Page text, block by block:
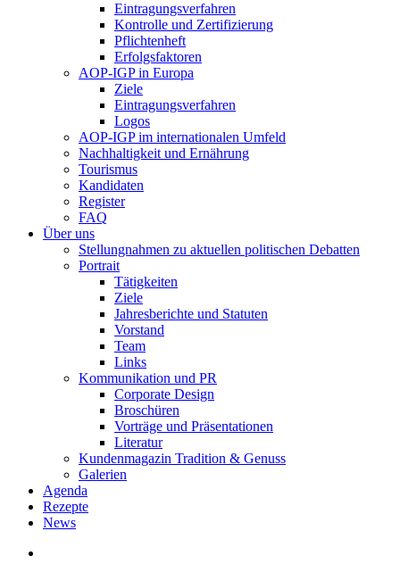
Eintragungsverfahren
Kontrolle und Zertifizierung
Pflichtenheft
Erfolgsfaktoren
AOP-IGP in Europa
Ziele
Eintragungsverfahren
Logos
AOP-IGP im internationalen Umfeld
Nachhaltigkeit und Ernährung
Tourismus
Kandidaten
Register
FAQ
Über uns
Stellungnahmen zu aktuellen politischen Debatten
Portrait
Tätigkeiten
Ziele
Jahresberichte und Statuten
Vorstand
Team
Links
Kommunikation und PR
Corporate Design
Broschüren
Vorträge und Präsentationen
Literatur
Kundenmagazin Tradition & Genuss
Galerien
Agenda
Rezepte
News